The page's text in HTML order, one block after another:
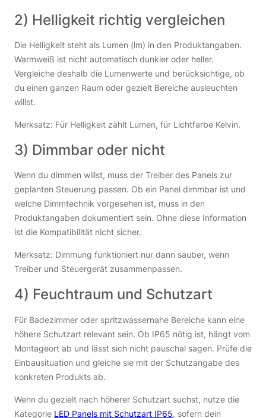
2) Helligkeit richtig vergleichen
Die Helligkeit steht als Lumen (lm) in den Produktangaben.
Warmweiß ist nicht automatisch dunkler oder heller.
Vergleiche deshalb die Lumenwerte und berücksichtige, ob
du einen ganzen Raum oder gezielt Bereiche ausleuchten
willst.
Merksatz: Für Helligkeit zählt Lumen, für Lichtfarbe Kelvin.
3) Dimmbar oder nicht
Wenn du dimmen willst, muss der Treiber des Panels zur
geplanten Steuerung passen. Ob ein Panel dimmbar ist und
welche Dimmtechnik vorgesehen ist, muss in den
Produktangaben dokumentiert sein. Ohne diese Information
ist die Kompatibilität nicht sicher.
Merksatz: Dimmung funktioniert nur dann sauber, wenn
Treiber und Steuergerät zusammenpassen.
4) Feuchtraum und Schutzart
Für Badezimmer oder spritzwassernahe Bereiche kann eine
höhere Schutzart relevant sein. Ob IP65 nötig ist, hängt vom
Montageort ab und lässt sich nicht pauschal sagen. Prüfe die
Einbausituation und gleiche sie mit der Schutzangabe des
konkreten Produkts ab.
Wenn du gezielt nach höherer Schutzart suchst, nutze die
Kategorie LED Panels mit Schutzart IP65, sofern dein